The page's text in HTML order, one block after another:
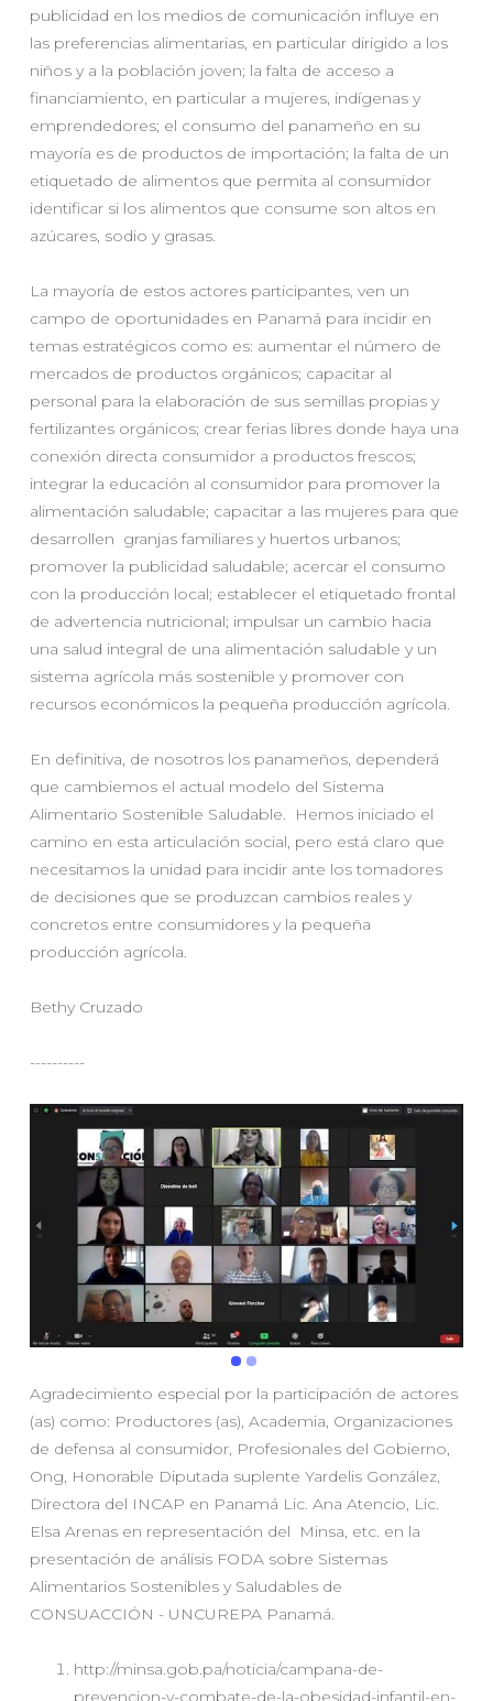
publicidad en los medios de comunicación influye en
las preferencias alimentarias, en particular dirigido a los
niños y a la población joven; la falta de acceso a
financiamiento, en particular a mujeres, indígenas y
emprendedores; el consumo del panameño en su
mayoría es de productos de importación; la falta de un
etiquetado de alimentos que permita al consumidor
identificar si los alimentos que consume son altos en
azúcares, sodio y grasas.
La mayoría de estos actores participantes, ven un
campo de oportunidades en Panamá para incidir en
temas estratégicos como es: aumentar el número de
mercados de productos orgánicos; capacitar al
personal para la elaboración de sus semillas propias y
fertilizantes orgánicos; crear ferias libres donde haya una
conexión directa consumidor a productos frescos;
integrar la educación al consumidor para promover la
alimentación saludable; capacitar a las mujeres para que
desarrollen granjas familiares y huertos urbanos;
promover la publicidad saludable; acercar el consumo
con la producción local; establecer el etiquetado frontal
de advertencia nutricional; impulsar un cambio hacia
una salud integral de una alimentación saludable y un
sistema agrícola más sostenible y promover con
recursos económicos la pequeña producción agrícola.
En definitiva, de nosotros los panameños, dependerá
que cambiemos el actual modelo del Sistema
Alimentario Sostenible Saludable. Hemos iniciado el
camino en esta articulación social, pero está claro que
necesitamos la unidad para incidir ante los tomadores
de decisiones que se produzcan cambios reales y
concretos entre consumidores y la pequeña
producción agrícola.
Bethy Cruzado
----------
Agradecimiento especial por la participación de actores
(as) como: Productores (as), Academia, Organizaciones
de defensa al consumidor, Profesionales del Gobierno,
Ong, Honorable Diputada suplente Yardelis González,
Directora del INCAP en Panamá Lic. Ana Atencio, Lic.
Elsa Arenas en representación del Minsa, etc. en la
presentación de análisis FODA sobre Sistemas
Alimentarios Sostenibles y Saludables de
CONSUACCIÓN - UNCUREPA Panamá.
http://minsa.gob.pa/noticia/campana-de-
prevencion-y-combate-de-la-obesidad-infantil-en-